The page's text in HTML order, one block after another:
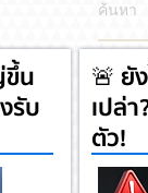
ขึ้น
รับ
🚨 ยั
เปล่
ตัว!